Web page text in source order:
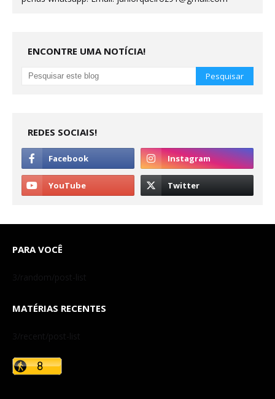
ENCONTRE UMA NOTÍCIA!
REDES SOCIAIS!
PARA VOCÊ
3/random/post-list
MATÉRIAS RECENTES
3/recent/post-list